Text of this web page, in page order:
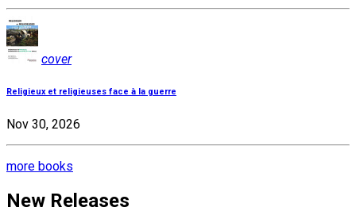
cover
Religieux et religieuses face à la guerre
Nov 30, 2026
more books
New Releases